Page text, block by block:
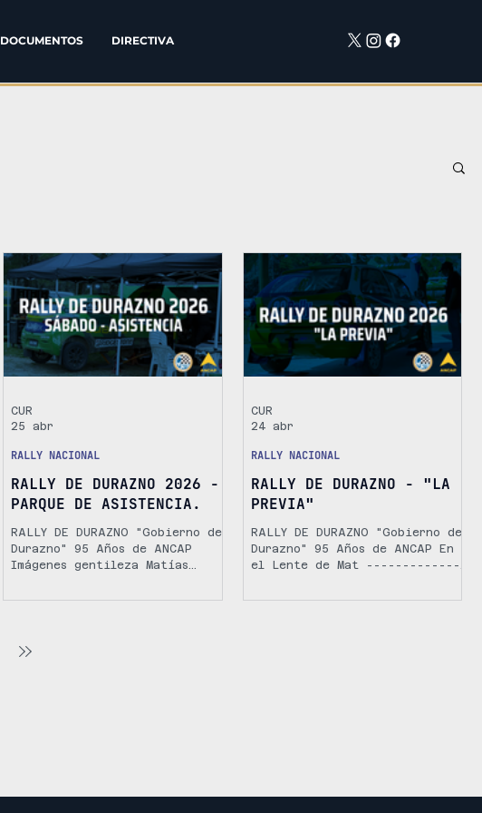
DOCUMENTOS DIRECTIVA
RALLY DE DURAZNO 2026 -
PARQUE DE ASISTENCIA.
RALLY DE DURAZNO "Gobierno de
Durazno" 95 Años de ANCAP
Imágenes gentileza Matías
RALLY NACIONAL
CUR
25 abr
RALLY DE DURAZNO - "LA
PREVIA"
RALLY DE DURAZNO "Gobierno de
Durazno" 95 Años de ANCAP En
el Lente de Mat --------------
------------------- En el
RALLY NACIONAL
CUR
24 abr